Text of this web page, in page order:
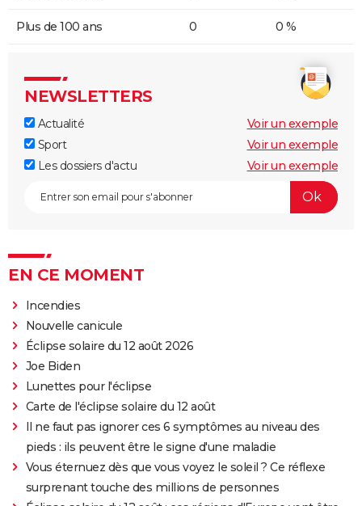
Plus de 100 ans 0 0 %
NEWSLETTERS
Actualité
Voir un exemple
Sport
Voir un exemple
Les dossiers d'actu
Voir un exemple
EN CE MOMENT
Incendies
Nouvelle canicule
Éclipse solaire du 12 août 2026
Joe Biden
Lunettes pour l'éclipse
Carte de l'éclipse solaire du 12 août
Il ne faut pas ignorer ces 6 symptômes au niveau des
pieds : ils peuvent être le signe d'une maladie
Vous éternuez dès que vous voyez le soleil ? Ce réflexe
surprenant touche des millions de personnes